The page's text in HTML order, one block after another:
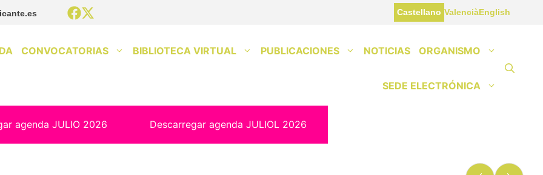
Castellano ValenciàEnglish
CONVOCATORIAS BIBLIOTECA VIRTUAL PUBLICACIONES NOTICIAS ORGANISMO
SEDE ELECTRÓNICA
agenda JULIO 2026 Descarregar agenda JULIOL 2026